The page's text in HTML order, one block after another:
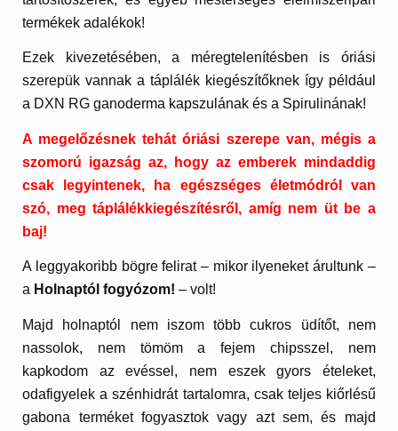
termékek adalékok!
Ezek kivezetésében, a méregtelenítésben is óriási
szerepük vannak a táplálék kiegészítőknek így például
a DXN RG ganoderma kapszulának és a Spirulinának!
A megelőzésnek tehát óriási szerepe van, mégis a
szomorú igazság az, hogy az emberek mindaddig
csak legyintenek, ha egészséges életmódról van
szó, meg táplálékkiegészítésről, amíg nem üt be a
baj!
A leggyakoribb bögre felirat – mikor ilyeneket árultunk –
a Holnaptól fogyózom! – volt!
Majd holnaptól nem iszom több cukros üdítőt, nem
nassolok, nem tömöm a fejem chipsszel, nem
kapkodom az evéssel, nem eszek gyors ételeket,
odafigyelek a szénhidrát tartalomra, csak teljes kiőrlésű
gabona terméket fogyasztok vagy azt sem, és majd